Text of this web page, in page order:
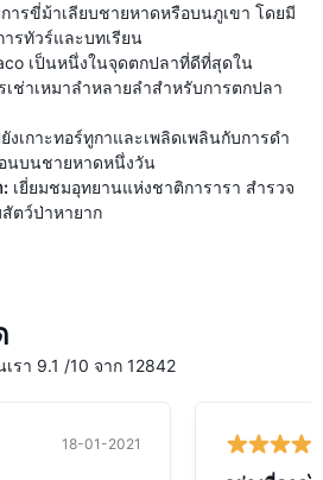
ารขี่ม้าเลียบชายหาดหรือบนภูเขา โดยมี
รทัวร์และบทเรียน
เป็นหนึ่งในจุดตกปลาที่ดีที่สุดใน
ช่าเหมาลำหลายลำสำหรับการตกปลา
งเกาะทอร์ทูกาและเพลิดเพลินกับการดำ
นบนชายหาดหนึ่งวัน
: เยี่ยมชมอุทยานแห่งชาติการารา สำรวจ
ตว์ป่าหายาก
รา 9.1 /10 จาก 12842
18-01-2021